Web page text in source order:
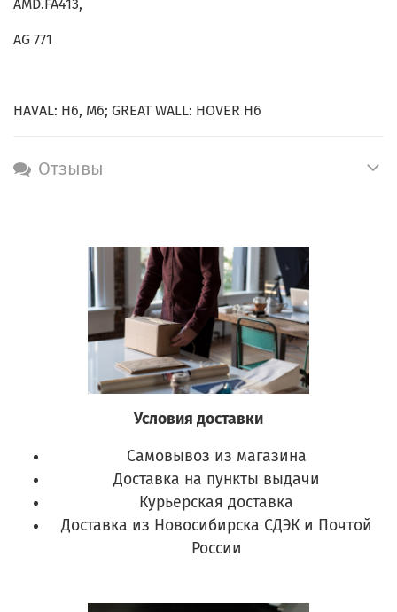
AMD.FA413,
AG 771
HAVAL: H6, M6; GREAT WALL: HOVER H6
Отзывы
Условия доставки
Самовывоз из магазина
Доставка на пункты выдачи
Курьерская доставка
Доставка из Новосибирска СДЭК и Почтой
России